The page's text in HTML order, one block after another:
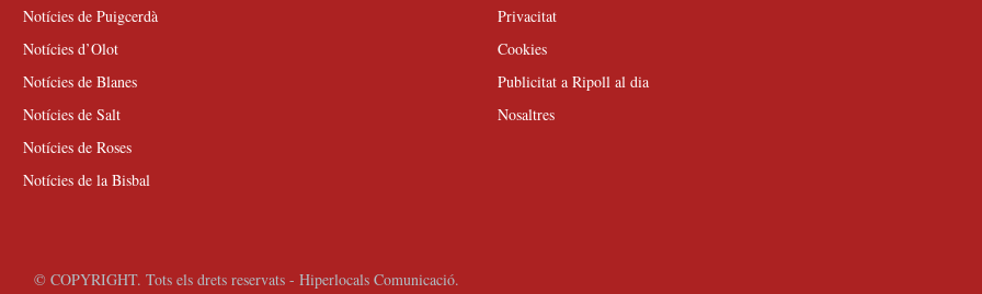
Notícies de Puigcerdà
Notícies d’Olot
Notícies de Blanes
Notícies de Salt
Notícies de Roses
Notícies de la Bisbal
Privacitat
Cookies
Publicitat a Ripoll al dia
Nosaltres
© COPYRIGHT. Tots els drets reservats - Hiperlocals Comunicació.